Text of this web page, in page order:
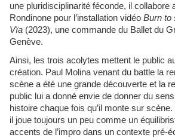
une pluridisciplinarité féconde, il collabore
Rondinone pour l’installation vidéo Burn to
Vïa (2023), une commande du Ballet du
Genève.
Ainsi, les trois acolytes mettent le public
création. Paul Molina venant du battle la
scène a été une grande découverte et la
public lui a donné envie de donner du
histoire chaque fois qu’il monte sur
il joue toujours un peu comme un
accents de l’impro dans un contexte pré-